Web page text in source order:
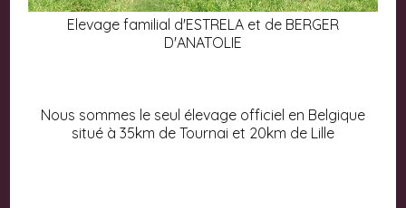
Elevage familial d'ESTRELA et de BERGER
D'ANATOLIE
Nous sommes le seul élevage officiel en Belgique
situé à 35km de Tournai et 20km de Lille